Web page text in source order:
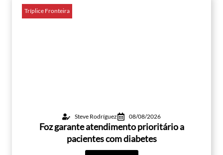
Tríplice Fronteira
Steve Rodríguez 08/08/2026
Foz garante atendimento prioritário a
pacientes com diabetes